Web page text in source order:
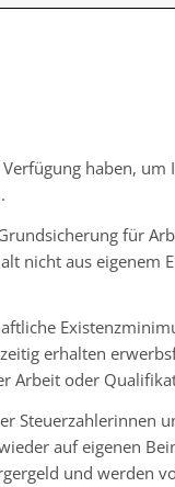
haben,
für
nicht aus eigenem
erhalten
Arbeit oder
auf eigenen
und werden